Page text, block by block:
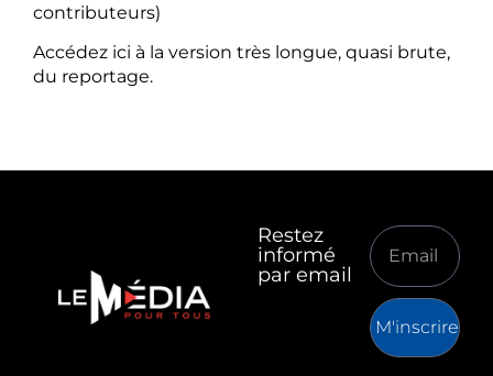
contributeurs)
Accédez ici à la version très longue, quasi brute,
du reportage.
Restez
informé
par email
M'inscrire